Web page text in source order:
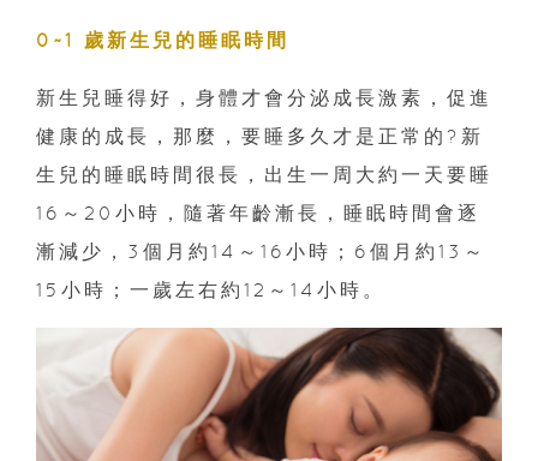
0~1 歲新生兒的睡眠時間
新生兒睡得好，身體才會分泌成長激素，促進
健康的成長，那麼，要睡多久才是正常的?新
生兒的睡眠時間很長，出生一周大約一天要睡
16～20小時，隨著年齡漸長，睡眠時間會逐
漸減少，3個月約14～16小時；6個月約13～
15小時；一歲左右約12～14小時。